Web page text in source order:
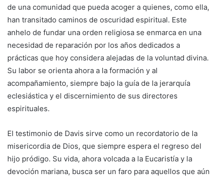
de una comunidad que pueda acoger a quienes, como ella,
han transitado caminos de oscuridad espiritual. Este
anhelo de fundar una orden religiosa se enmarca en una
necesidad de reparación por los años dedicados a
prácticas que hoy considera alejadas de la voluntad divina.
Su labor se orienta ahora a la formación y al
acompañamiento, siempre bajo la guía de la jerarquía
eclesiástica y el discernimiento de sus directores
espirituales.
El testimonio de Davis sirve como un recordatorio de la
misericordia de Dios, que siempre espera el regreso del
hijo pródigo. Su vida, ahora volcada a la Eucaristía y la
devoción mariana, busca ser un faro para aquellos que aún